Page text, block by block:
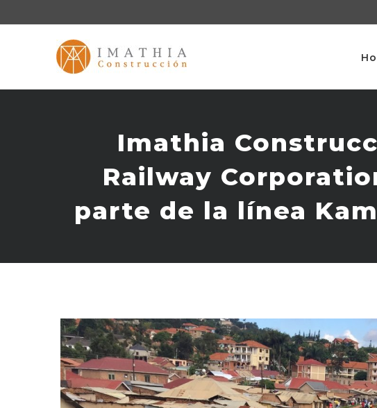
to
Imathia
Railway
parte de la línea
View
Larger
Image